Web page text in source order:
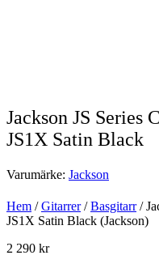
Jackson JS Series
JS1X Satin Black
Varumärke: Jackson
Hem /Gitarrer/Basgitarr/
JS1X Satin Black (Jackson)
2 290 kr